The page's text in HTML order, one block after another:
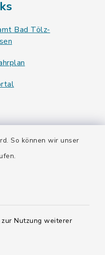
So können wir unser
Nutzung weiterer
Bad Tölz-